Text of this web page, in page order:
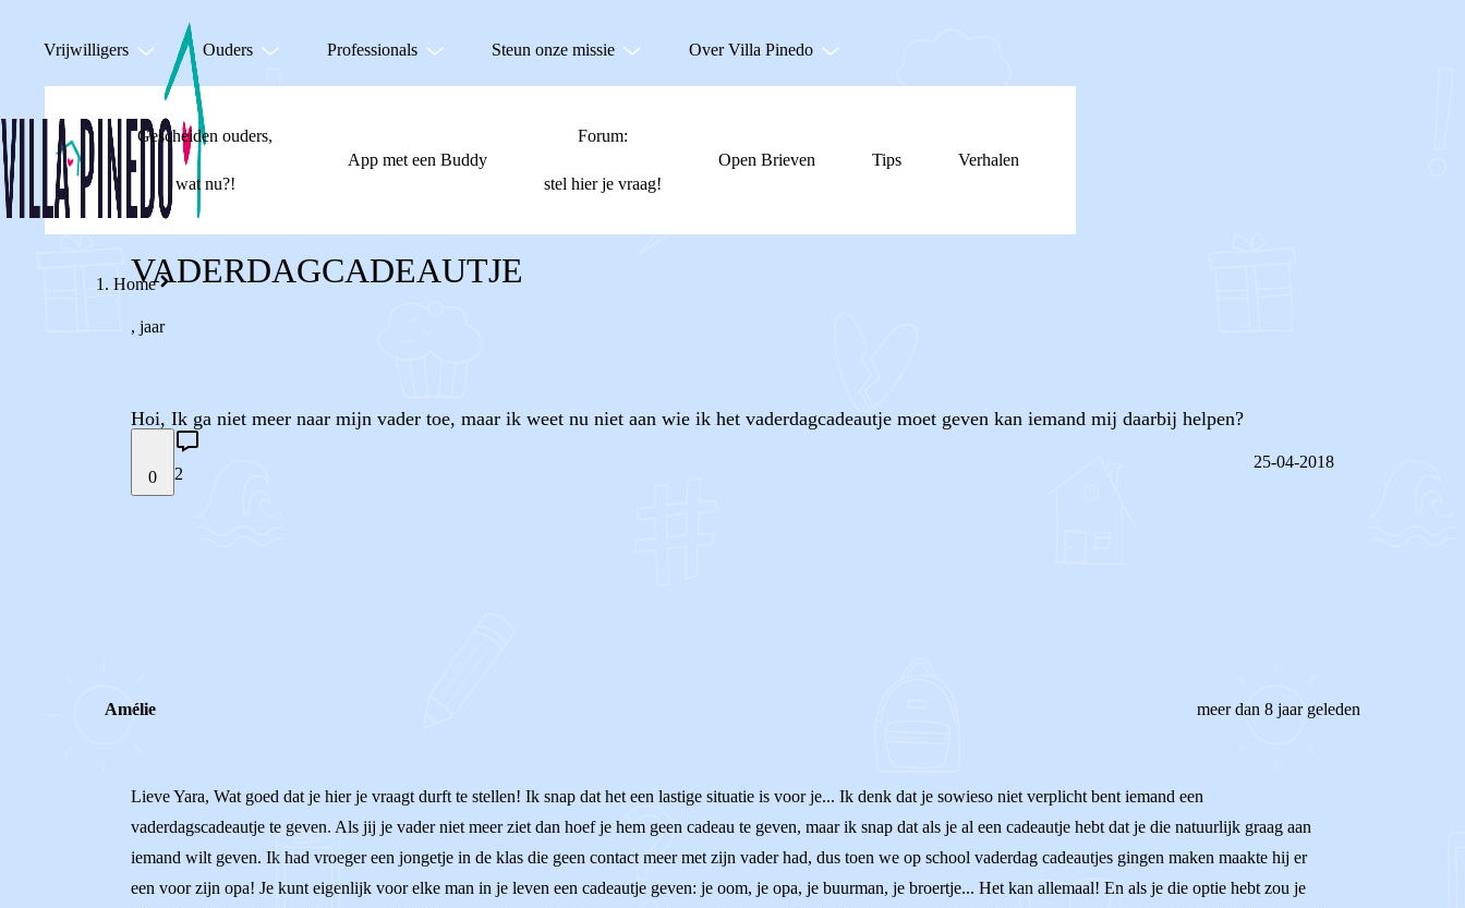
Vrijwilligers Ouders Professionals Steun onze missie Over Villa Pinedo
Gescheiden ouders,
wat nu?!
App met een Buddy
Forum:
stel hier je vraag!
Open Brieven Tips Verhalen
Home
VADERDAGCADEAUTJE
, jaar
Hoi, Ik ga niet meer naar mijn vader toe, maar ik weet nu niet aan wie ik het vaderdagcadeautje moet geven kan iemand mij daarbij helpen?
0 2
25-04-2018
Amélie meer dan 8 jaar geleden
Lieve Yara, Wat goed dat je hier je vraagt durft te stellen! Ik snap dat het een lastige situatie is voor je... Ik denk dat je sowieso niet verplicht bent iemand een
vaderdagscadeautje te geven. Als jij je vader niet meer ziet dan hoef je hem geen cadeau te geven, maar ik snap dat als je al een cadeautje hebt dat je die natuurlijk graag aan
iemand wilt geven. Ik had vroeger een jongetje in de klas die geen contact meer met zijn vader had, dus toen we op school vaderdag cadeautjes gingen maken maakte hij er
een voor zijn opa! Je kunt eigenlijk voor elke man in je leven een cadeautje geven: je oom, je opa, je buurman, je broertje... Het kan allemaal! En als je die optie hebt zou je